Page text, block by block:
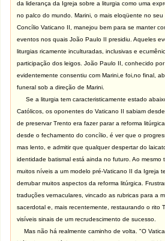
da liderança da Igreja sobre a liturgia como uma
no palco do mundo. Marini, o mais eloqüente no
Concílio Vaticano II, manejou bem para se manter
eventos nos quais João Paulo II presidiu. Aqueles
liturgias ricamente inculturadas, inclusivas e
participação dos leigos. João Paulo II, conhecido
evidentemente consentiu com Marini,e foi,no final,
funeral sob a direção de Marini.
Se a liturgia tem caracteristicamente estado
Católicos, os oponentes do Vaticano II sabiam
de preservar Trento era fazer parar a reforma
desde o fechamento do concílio, é ver que o
mas lento, e admitir que qualquer despertar do
identidade batismal está ainda no futuro. Ao mesmo
muitos níveis a um modelo pré-Vaticano II da Igreja
derrubar muitos aspectos da reforma litúrgica.
traduções vernaculares, vincado as rubricas para a
sacerdotal e, mais recentemente, restaurando o rito
visíveis sinais de um recrudescimento de sucesso.
Mas não há realmente caminho de volta. "O